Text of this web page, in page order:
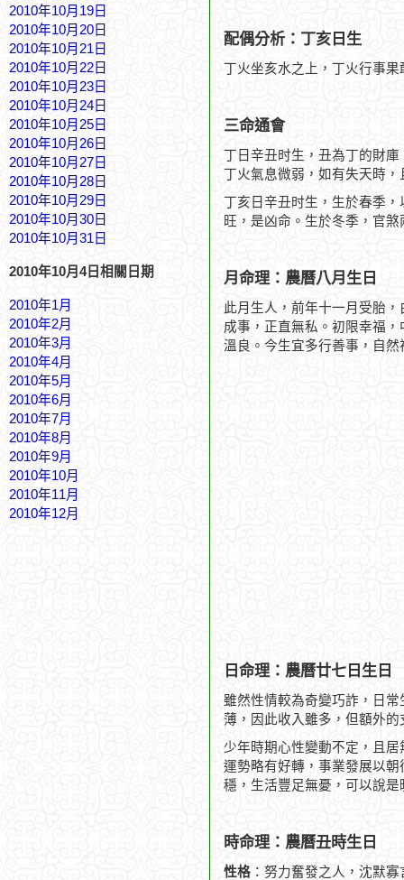
2010年10月19日
2010年10月20日
2010年10月21日
2010年10月22日
2010年10月23日
2010年10月24日
2010年10月25日
2010年10月26日
2010年10月27日
2010年10月28日
2010年10月29日
2010年10月30日
2010年10月31日
2010年10月4日相關日期
2010年1月
2010年2月
2010年3月
2010年4月
2010年5月
2010年6月
2010年7月
2010年8月
2010年9月
2010年10月
2010年11月
2010年12月
配偶分析：丁亥日生
丁火坐亥水之上，丁火行事
三命通會
丁日辛丑时生，丑為丁的財
丁火氣息微弱，如有失天時
丁亥日辛丑时生，生於春季
旺，是凶命。生於冬季，官
月命理：農曆八月生日
此月生人，前年十一月受胎
成事，正直無私。初限幸福
溫良。今生宜多行善事，自然
日命理：農曆廿七日生日
雖然性情較為奇變巧詐，日
薄，因此收入雖多，但額外
少年時期心性變動不定，且
運勢略有好轉，事業發展以
穩，生活豐足無憂，可以說
時命理：農曆丑時生日
性格 ：努力奮發之人，沈默